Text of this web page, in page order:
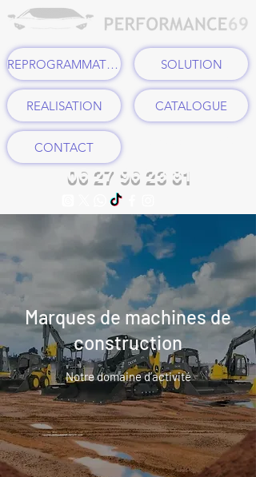
REPROGRAMMATION
CONTACT
SOLUTION
CATALOGUE
REALISATION
06 27 96 23 81
Marques de machines de
construction
Notre domaine d’activité